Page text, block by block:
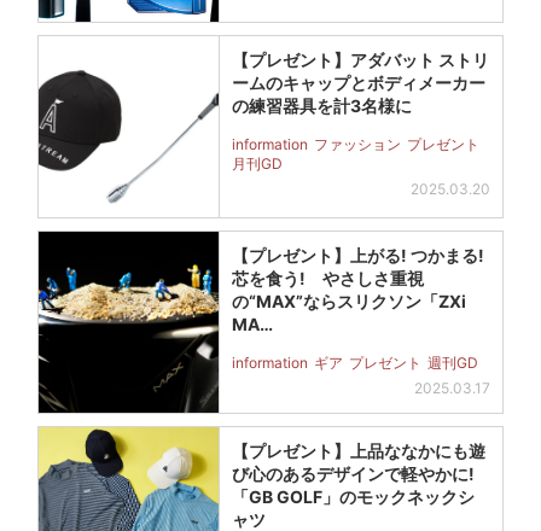
【プレゼント】アダバット ストリ
ームのキャップとボディメーカー
の練習器具を計3名様に
information ファッション プレゼント
月刊GD
2025.03.20
【プレゼント】上がる! つかまる!
芯を食う! やさしさ重視
の“MAX”ならスリクソン「ZXi
MA…
information ギア プレゼント 週刊GD
2025.03.17
【プレゼント】上品ななかにも遊
び心のあるデザインで軽やかに!
「GB GOLF」のモックネックシ
ャツ